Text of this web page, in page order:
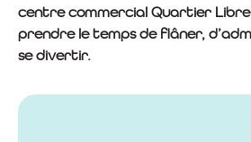
centre commercial Quartier
prendre le temps de flâner,
se divertir.